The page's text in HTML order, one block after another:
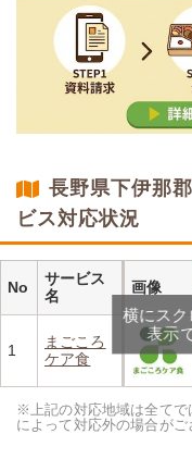
長野県下伊那
ビス対応状況
No
サービス
名
画像
1
まごころ
ケア食
横にスク
表示
※上記の対応地域は全てで
によって対応外の場合がご